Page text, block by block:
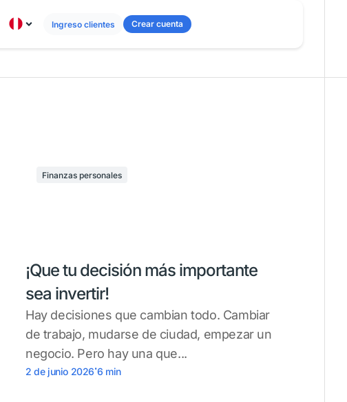
Ingreso clientes Crear cuenta
Finanzas personales
¡Que tu decisión más importante
sea invertir!
Hay decisiones que cambian todo. Cambiar
de trabajo, mudarse de ciudad, empezar un
negocio. Pero hay una que...
2 de junio 2026.6 min